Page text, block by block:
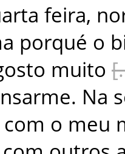
feira,
porqué o
muito
. Na
com o meu